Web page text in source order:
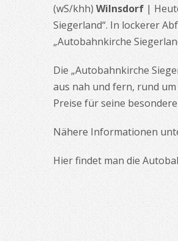
(wS/khh) Wilnsdorf |
Siegerland“. In lockerer
„Autobahnkirche
Die „Autobahnkirche
aus nah und fern, rund
Preise für seine
Nähere Informationen
Hier findet man die